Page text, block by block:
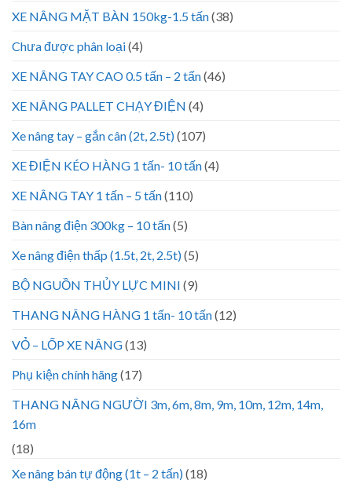
XE NÂNG MẶT BÀN 150kg-1.5 tấn(38)
Chưa được phân loại(4)
XE NÂNG TAY CAO 0.5 tấn – 2 tấn(46)
XE NÂNG PALLET CHẠY ĐIỆN (4)
Xe nâng tay – gắn cân (2t, 2.5t)(107)
XE ĐIỆN KÉO HÀNG 1 tấn- 10 tấn(4)
XE NÂNG TAY 1 tấn – 5 tấn(110)
Bàn nâng điện 300kg – 10 tấn(5)
Xe nâng điện thấp (1.5t, 2t, 2.5t)(5)
BỘ NGUỒN THỦY LỰC MINI (9)
THANG NÂNG HÀNG 1 tấn- 10 tấn(12)
VỎ – LỐP XE NÂNG(13)
Phụ kiện chính hãng(17)
THANG NÂNG NGƯỜI 3m, 6m, 8m, 9m, 10m, 12m, 14m,
16m
(18)
Xe nâng bán tự động (1t – 2 tấn)(18)